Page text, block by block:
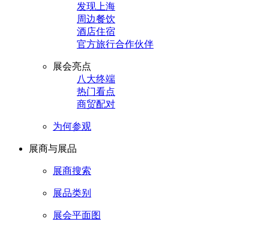
发现上海
周边餐饮
酒店住宿
官方旅行合作伙伴
展会亮点
八大终端
热门看点
商贸配对
为何参观
展商与展品
展商搜索
展品类别
展会平面图